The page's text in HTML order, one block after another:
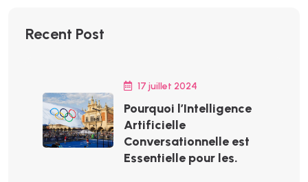
Recent Post
17 juillet 2024
Pourquoi l’Intelligence
Artificielle
Conversationnelle est
Essentielle pour les.